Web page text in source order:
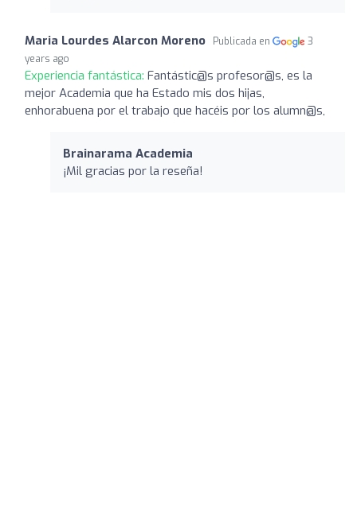
Maria Lourdes Alarcon Moreno Publicada en
3
years ago
Experiencia fantástica: Fantástic@s profesor@s, es la
mejor Academia que ha Estado mis dos hijas,
enhorabuena por el trabajo que hacéis por los alumn@s,
Brainarama Academia
¡Mil gracias por la reseña!